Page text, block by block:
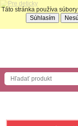
Táto stránka používa
Súhlasím